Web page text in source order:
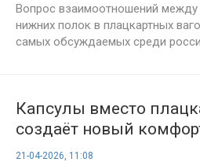
Вопрос взаимоотношений между
нижних полок в плацкартных
самых обсуждаемых среди
Капсулы вместо
создаёт новый
21-04-2026, 11:08